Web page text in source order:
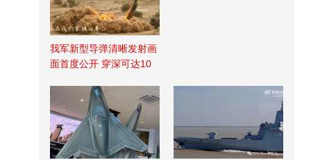
我军新型导弹清晰发射画
面首度公开 穿深可达10